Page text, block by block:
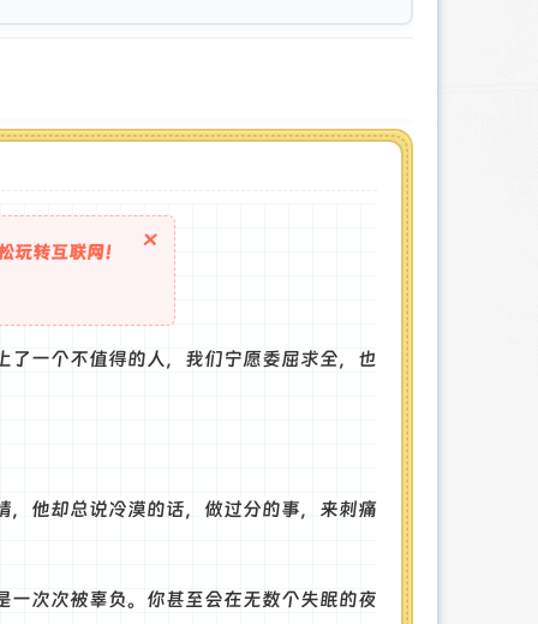
转互联网！ ×
一个不值得的人，我们宁愿委屈求全，也
他却总说冷漠的话，做过分的事，来刺痛
次次被辜负。你甚至会在无数个失眠的夜